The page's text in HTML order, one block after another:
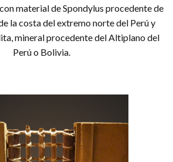
material de Spondylus procedente de
la costa del extremo norte del Perú y
mineral procedente del Altiplano del
Perú o Bolivia.